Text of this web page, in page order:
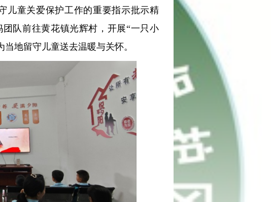
儿童关爱保护工作的重要指示批示精
队前往黄花镇光辉村，开展“一只小
地留守儿童送去温暖与关怀。